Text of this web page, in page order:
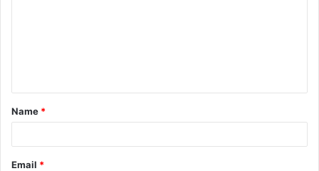
t
*
Name *
Email *